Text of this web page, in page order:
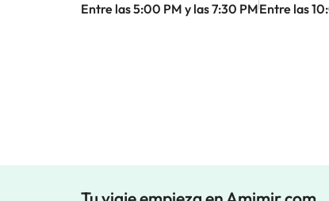
Entre las 5:00 PM y las 7:30 PMEntre las